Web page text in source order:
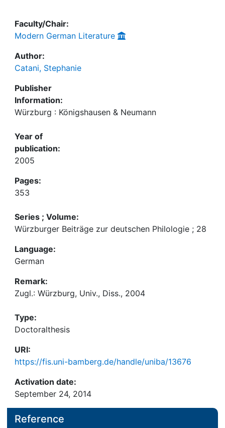
Faculty/Chair:
Modern German Literature
Author:
Catani, Stephanie
Publisher
Information:
Würzburg : Königshausen & Neumann
Year of
publication:
2005
Pages:
353
Series ; Volume:
Würzburger Beiträge zur deutschen Philologie ; 28
Language:
German
Remark:
Zugl.: Würzburg, Univ., Diss., 2004
Type:
Doctoralthesis
URI:
https://fis.uni-bamberg.de/handle/uniba/13676
Activation date:
September 24, 2014
Reference